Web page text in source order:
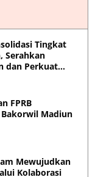
Tingkat
Serahkan
dan Perkuat
FPRB
Madiun
Mewujudkan
Kolaborasi